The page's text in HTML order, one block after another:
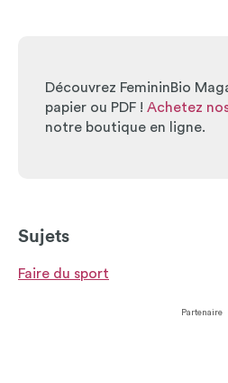
Découvrez FemininBio
papier ou PDF ! Achetez
notre boutique en ligne.
Sujets
Faire du sport
Partenaire